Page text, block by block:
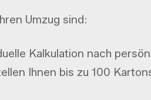
Umzug sind:
Kalkulation nach
Ihnen bis zu 100